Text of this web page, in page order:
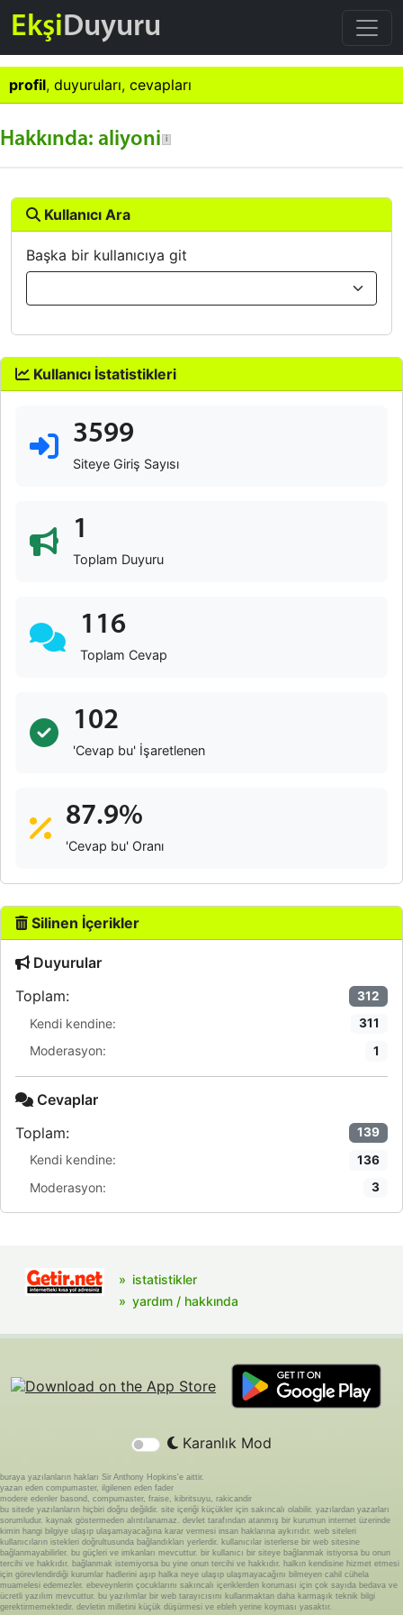
EkşiDuyuru
profil, duyuruları, cevapları
Hakkında: aliyoni
Kullanıcı Ara
Başka bir kullanıcıya git
Kullanıcı İstatistikleri
3599
Siteye Giriş Sayısı
1
Toplam Duyuru
116
Toplam Cevap
102
'Cevap bu' İşaretlenen
87.9%
'Cevap bu' Oranı
Silinen İçerikler
Duyurular
Toplam:
312
Kendi kendine: 311
Moderasyon: 1
Cevaplar
Toplam:
139
Kendi kendine: 136
Moderasyon: 3
istatistikler
yardım / hakkında
Karanlık Mod
buraya yazılanların hakları Sir Anthony Hopkins'e aittir.
yazan eden compumaster, ilgilenen eden fader
modere edenler basond, compumaster, fraise, kibritsuyu, rakicandir
bu sitede yazılanların hiçbiri doğru değildir. site içeriği küçükler için sakıncalı olabilir. yazılardan yazarları
sorumludur. kaynak göstermeden alıntılanamaz. devlet tarafından atanmış bir kurumun internet üzerinde
kimin hangi bilgiye ulaşıp ulaşamayacağına karar vermesi insan haklarına aykırıdır. web siteleri
kullanıcıların istekleri doğrultusunda bağlandıkları yerlerdir. kullanıcılar isterlerse bir web sitesine
bağlanmayabilirler. bu güçleri ve imkanları mevcuttur. bir kullanıcı bir siteye bağlanmak istiyorsa bu onun
tercihi ve hakkıdır. bağlanmak istemiyorsa bu yine onun tercihi ve hakkıdır. halkın kendisine hizmet etmesi
için görevlendirdiği kurumlar hadlerini aşıp halka neye ulaşıp ulaşmayacağını bilmeyen cahil cühela
muamelesi edemezler. ebeveynlerin çocuklarını sakıncalı içeriklerden koruması için çok sayıda bedava ve
ücretli yazılım mevcuttur. bu yazılımlar bir web tarayıcısını kullanmaktan daha karmaşık teknik bilgi
gerektirmemektedir. devletin milletini küçük düşürmesi ve ebleh yerine koyması yasaktır.